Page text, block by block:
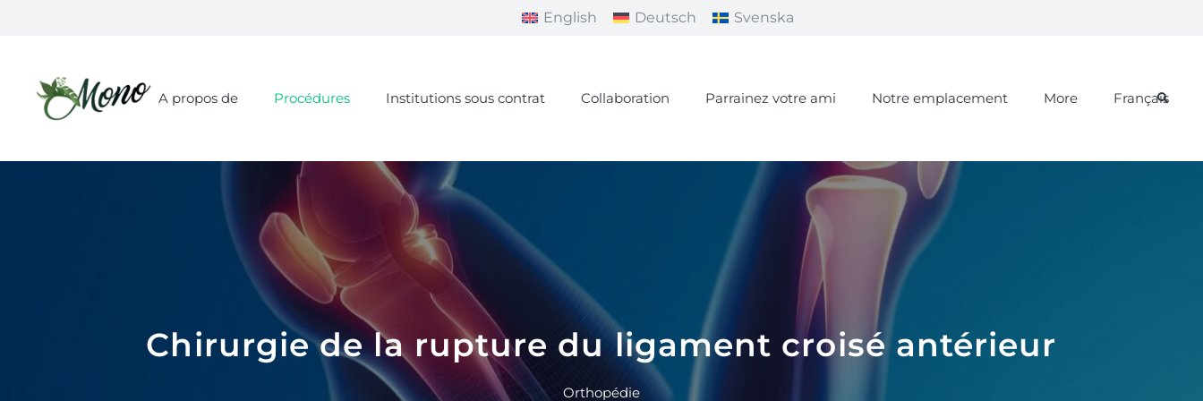
English Deutsch Svenska
A propos de Procédures Institutions sous contrat Collaboration Parrainez votre ami Notre emplacement More Français
Chirurgie de la rupture du ligament croisé antérieur
Orthopédie